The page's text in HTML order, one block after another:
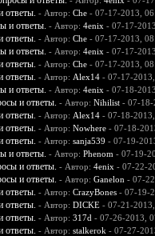
ответы. - Автор: Che- 07-17-2013,
и ответы. - Автор: 4enix - 07-17-
ответы. - Автор: Che- 07-17-2013,
и ответы. - Автор: 4enix - 07-17-
ответы. - Автор: Che- 07-17-2013,
ответы. - Автор: Alex14- 07-17-
и ответы. - Автор: 4enix - 07-18-
и ответы. - Автор: Nihilist- 07-18-
ответы. - Автор: Alex14- 07-18-
ответы. - Автор: Nowhere- 07-18-
ответы. - Автор: sanja539 - 07-19-
и ответы. - Автор: Phenom - 07-19-
и ответы. - Автор: 4enix - 07-22-
и ответы. - Автор: Ganelon - 07-
ответы. - Автор: CrazyBones- 07-19-
ответы. - Автор: DICKE- 07-21-
ответы. - Автор: 317d - 07-26-2013,
ответы. - Автор: stalkerok - 07-27-